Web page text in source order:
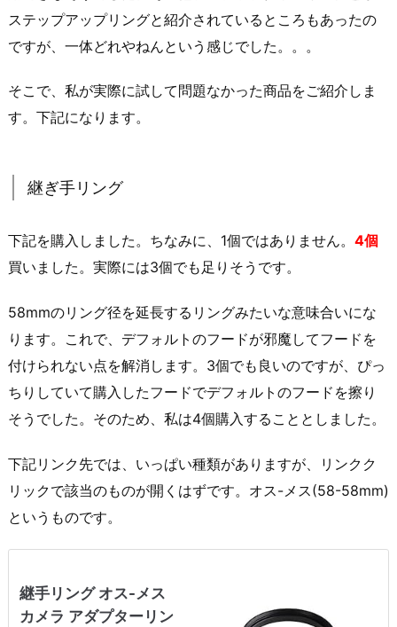
ステップアップリングと紹介されているところもあったの
ですが、一体どれやねんという感じでした。。。
そこで、私が実際に試して問題なかった商品をご紹介しま
す。下記になります。
継ぎ手リング
下記を購入しました。ちなみに、1個ではありません。 4個
買いました。実際には3個でも足りそうです。
58mmのリング径を延長するリングみたいな意味合いにな
ります。これで、デフォルトのフードが邪魔してフードを
付けられない点を解消します。3個でも良いのですが、ぴっ
ちりしていて購入したフードでデフォルトのフードを擦り
そうでした。そのため、私は4個購入することとしました。
下記リンク先では、いっぱい種類がありますが、リンクク
リックで該当のものが開くはずです。オス-メス(58-58mm)
というものです。
継手リング オス-メス
カメラ アダプターリン